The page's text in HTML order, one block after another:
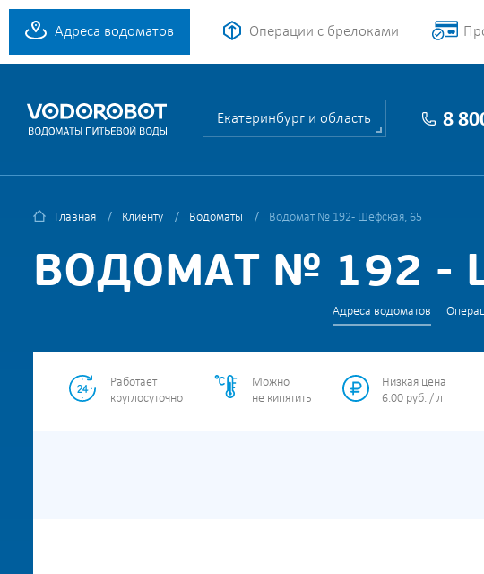
Адреса водоматов Операции с брелоками
Екатеринбург и область 8
Главная Клиенту Водоматы Водомат № 192 - Шефская, 65
ВОДОМАТ № 192 -
Адреса водоматов
Работает
круглосуточно
Можно
не кипятить
Низкая цена
6.00 руб. / л